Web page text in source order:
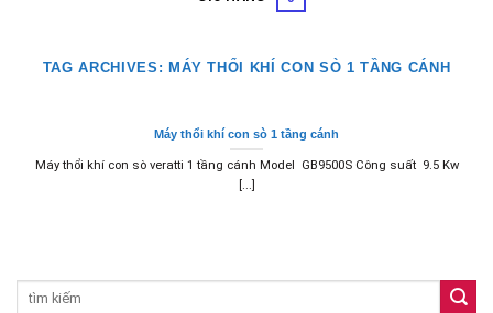
TAG ARCHIVES: MÁY THỔI KHÍ CON SÒ 1 TẦNG CÁNH
Máy thổi khí con sò 1 tầng cánh
Máy thổi khí con sò veratti 1 tầng cánh Model GB9500S Công suất 9.5 Kw
[...]